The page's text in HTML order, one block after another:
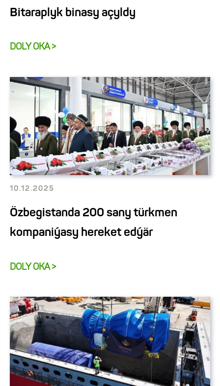
Bitaraplyk binasy açyldy
DOLY OKA >
10.12.2025
Özbegistanda 200 sany türkmen
kompaniýasy hereket edýär
DOLY OKA >